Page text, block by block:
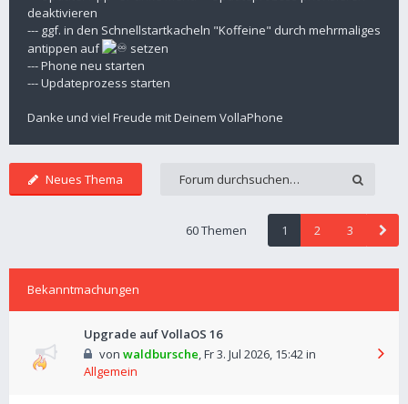
deaktivieren
--- ggf. in den Schnellstartkacheln "Koffeine" durch mehrmaliges
antippen auf
setzen
--- Phone neu starten
--- Updateprozess starten
Danke und viel Freude mit Deinem VollaPhone
Neues Thema
60 Themen 1 2 3
Bekanntmachungen
Upgrade auf VollaOS 16
von waldbursche,Fr 3. Jul 2026, 15:42in
Allgemein